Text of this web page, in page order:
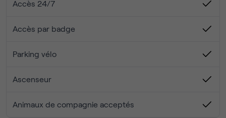
☕ Barista
📚 30 salles de réunion partagées
💪 Salle de sport
🌎 Accès à des espaces de coworking dans le monde
Contactez-nous si vous avez la moindre question !
Accès 24/7
Accès par badge
Parking vélo
Ascenseur
Animaux de compagnie acceptés